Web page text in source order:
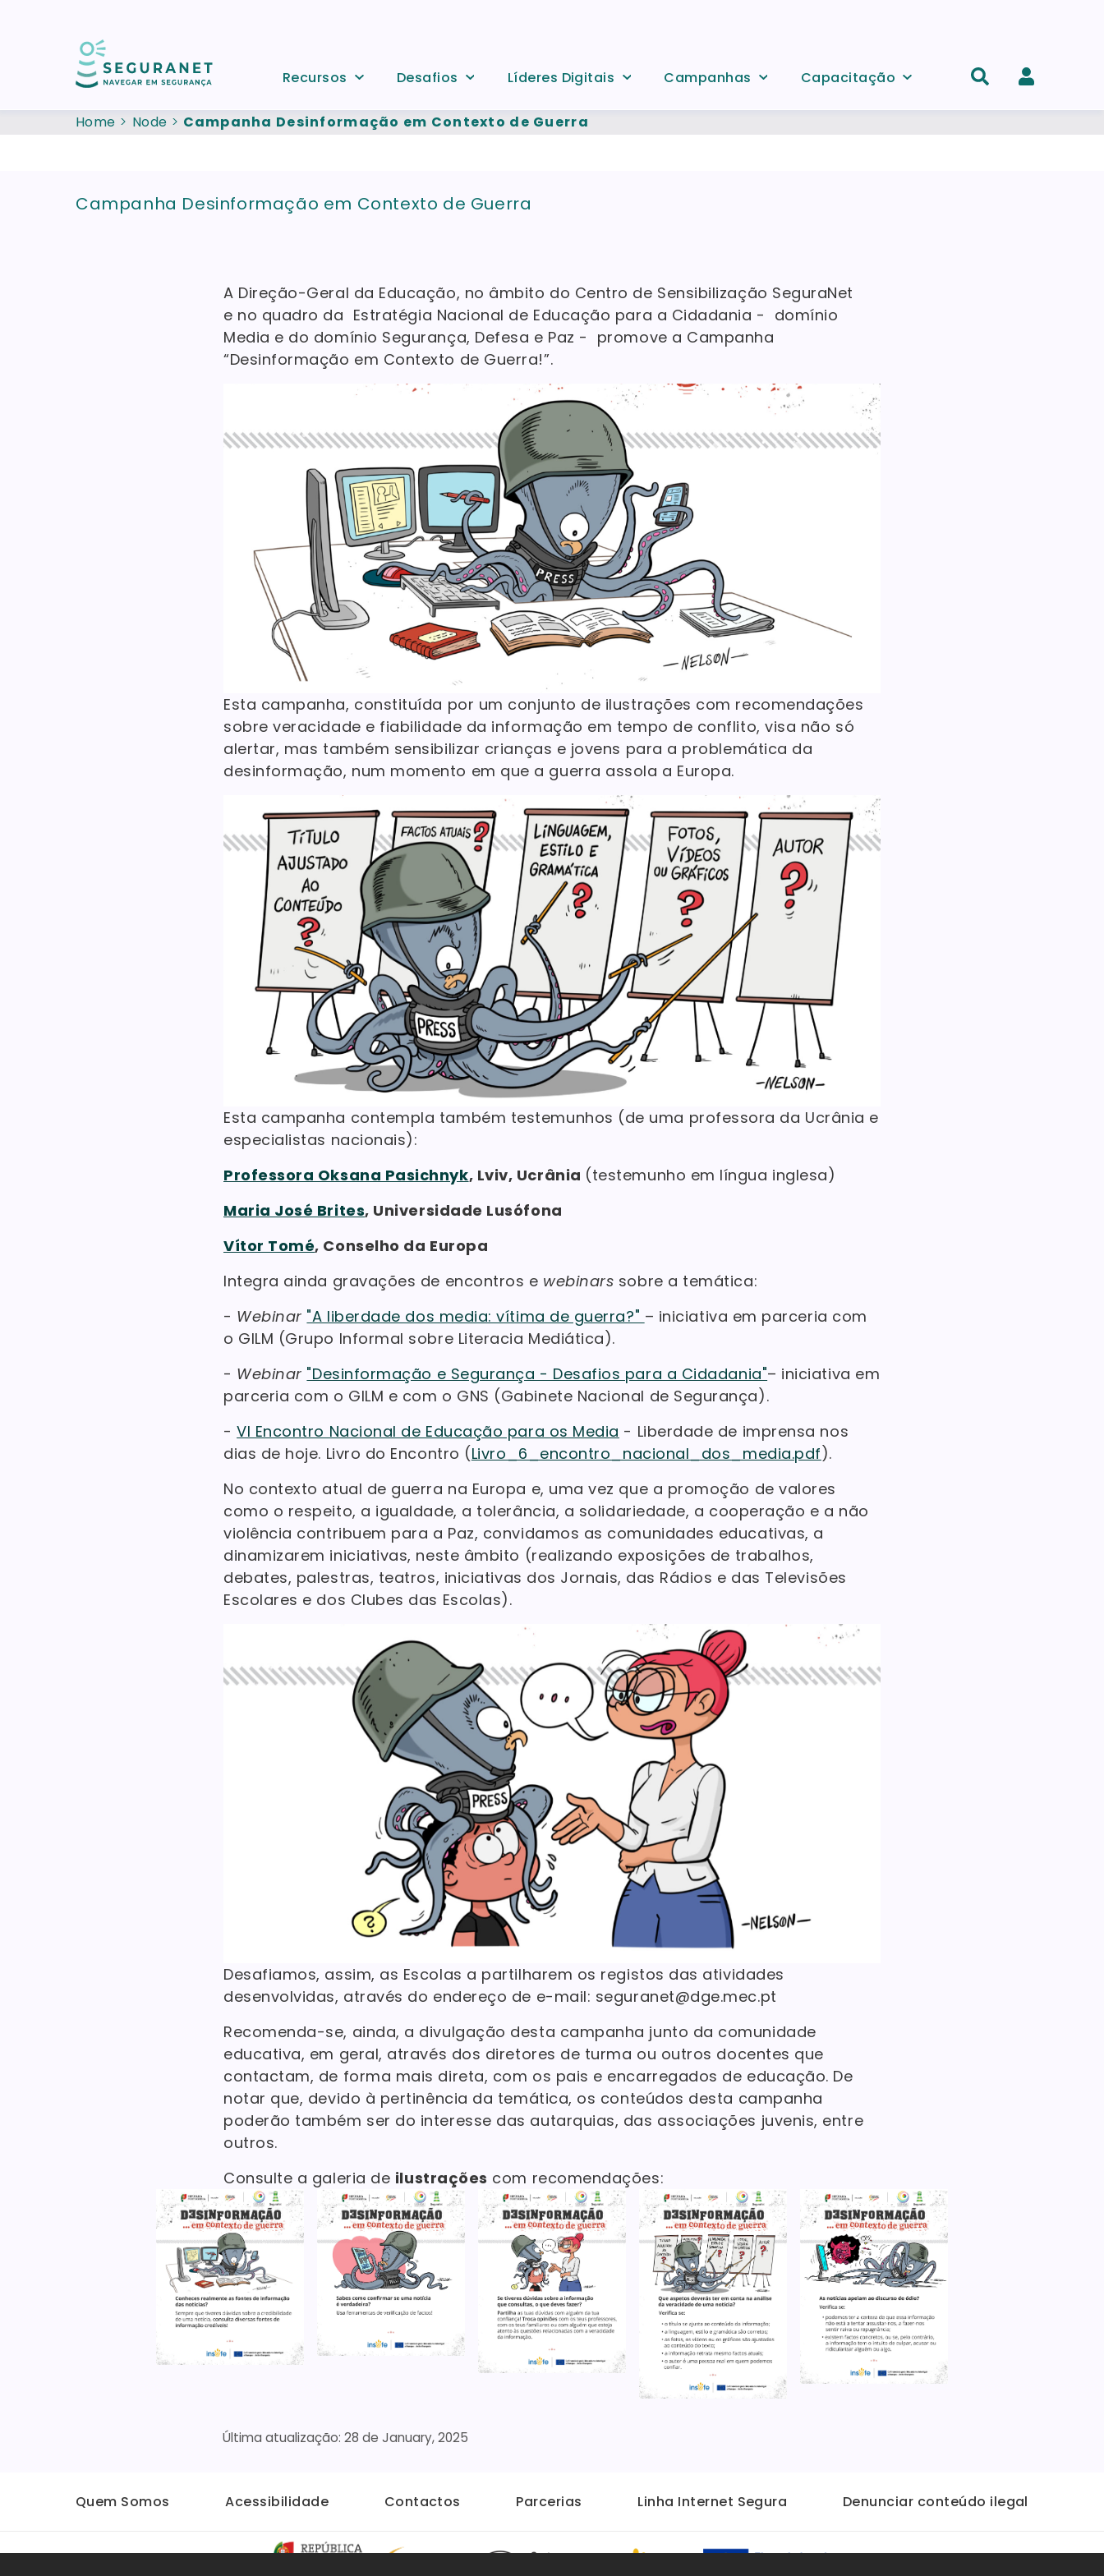
Recursos Desafios Líderes Digitais Campanhas Capacitação
Home Node Campanha Desinformação em Contexto de Guerra
Campanha Desinformação em Contexto de Guerra
A Direção-Geral da Educação, no âmbito do Centro de Sensibilização SeguraNet
e no quadro da Estratégia Nacional de Educação para a Cidadania - domínio
Media e do domínio Segurança, Defesa e Paz - promove a Campanha
“Desinformação em Contexto de Guerra!”.
Esta campanha, constituída por um conjunto de ilustrações com recomendações
sobre veracidade e fiabilidade da informação em tempo de conflito, visa não só
alertar, mas também sensibilizar crianças e jovens para a problemática da
desinformação, num momento em que a guerra assola a Europa.
Esta campanha contempla também testemunhos (de uma professora da Ucrânia e
especialistas nacionais):
Professora Oksana Pasichnyk, Lviv, Ucrânia (testemunho em língua inglesa)
Maria José Brites, Universidade Lusófona
Vítor Tomé, Conselho da Europa
Integra ainda gravações de encontros e webinars sobre a temática:
- Webinar "A liberdade dos media: vítima de guerra?" – iniciativa em parceria com
o GILM (Grupo Informal sobre Literacia Mediática).
- Webinar "Desinformação e Segurança - Desafios para a Cidadania"– iniciativa em
parceria com o GILM e com o GNS (Gabinete Nacional de Segurança).
-VI Encontro Nacional de Educação para os Media - Liberdade de imprensa nos
dias de hoje. Livro do Encontro (Livro_6_encontro_nacional_dos_media.pdf).
No contexto atual de guerra na Europa e, uma vez que a promoção de valores
como o respeito, a igualdade, a tolerância, a solidariedade, a cooperação e a não
violência contribuem para a Paz, convidamos as comunidades educativas, a
dinamizarem iniciativas, neste âmbito (realizando exposições de trabalhos,
debates, palestras, teatros, iniciativas dos Jornais, das Rádios e das Televisões
Escolares e dos Clubes das Escolas).
Desafiamos, assim, as Escolas a partilharem os registos das atividades
desenvolvidas, através do endereço de e-mail: seguranet@dge.mec.pt
Recomenda-se, ainda, a divulgação desta campanha junto da comunidade
educativa, em geral, através dos diretores de turma ou outros docentes que
contactam, de forma mais direta, com os pais e encarregados de educação. De
notar que, devido à pertinência da temática, os conteúdos desta campanha
poderão também ser do interesse das autarquias, das associações juvenis, entre
outros.
Consulte a galeria de ilustrações com recomendações:
28 de January, 2025
Quem Somos Acessibilidade Contactos Parcerias Linha Internet Segura Denunciar conteúdo ilegal